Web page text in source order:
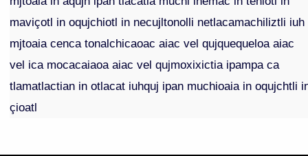
maviçotl in oqujchiotl in necujltonolli netlacamachiliztli iuh
mjtoaia cenca tonalchicaoac aiac vel qujquequeloa aiac
vel ica mocacaiaoa aiac vel qujmoxixictia ipampa ca
tlamatlactian in otlacat iuhquj ipan muchioaia in oqujchtli
çioatl